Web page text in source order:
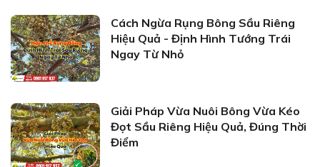
Cách Ngừa Rụng Bông Sầu Riêng
Hiệu Quả - Định Hình Tướng Trái
Ngay Từ Nhỏ
Giải Pháp Vừa Nuôi Bông Vừa Kéo
Đọt Sầu Riêng Hiệu Quả, Đúng Thời
Điểm